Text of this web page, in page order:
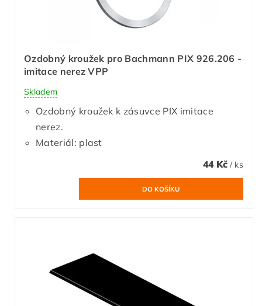
Ozdobný kroužek pro Bachmann PIX 926.206 -
imitace nerez VPP
Skladem
Ozdobný kroužek k zásuvce PIX imitace
nerez.
Materiál: plast
44 Kč / ks